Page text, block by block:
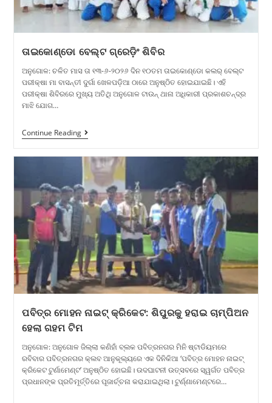
ତାଇକୋଣ୍ଡୋ ବେଲ୍ଟ ଗ୍ରେଡ଼ିଂ ଶିବିର
ଅନୁଗୋଳ: ଚଳିତ ମାସ ତା ୧୩-୬-୨୦୨୬ ଦିନ ୧୦ତମ ତାଇକୋଣ୍ଡୋ କଲର୍ ବେଲ୍ଟ
ପରୀକ୍ଷା ମା ବାସନ୍ତୀ ଦୁର୍ଗା ଖେଳପଡ଼ିଆ ଠାରେ ଅନୁଷ୍ଠିତ ହୋଇଯାଇଛି। ଏହି
ପରୀକ୍ଷା ଶିବିରରେ ମୁଖ୍ୟ ଅତିଥି ଅନୁଗୋଳ ଟାଉନ୍ ଥାନା ଅଧିକାରୀ ପ୍ରକାଶଚନ୍ଦ୍ର
ମାଝି ଯୋଗ…
Continue Reading
ପବିତ୍ର ମୋହନ ନାଇଟ୍ କ୍ରିକେଟ: ଶିପୁରକୁ ହରାଇ ଚାମ୍ପିଅନ
ହେଲା ଗହମ ଟିମ
ଅନୁଗୋଳ: ଅନୁଗୋଳ ଜିଲ୍ଲା କଣିହାଁ ବ୍ଲକ ପବିତ୍ରନଗର ମିନି ଷ୍ଟାଡିୟମରେ
ରବିବାର ପବିତ୍ରନଗର କ୍ଲବ ଆନୁକୂଲ୍ୟରେ ଏକ ଦିନିକିଆ ‘ପବିତ୍ର ମୋହନ ନାଇଟ୍
କ୍ରିକେଟ ଟୁର୍ଣାମେଣ୍ଟ’ ଅନୁଷ୍ଠିତ ହୋଇଛି। ଉଦଘାଟନୀ ଉତ୍ସବରେ ସ୍ୱର୍ଗତ ପବିତ୍ର
ପ୍ରଧାନଙ୍କ ପ୍ରତିମୂର୍ତ୍ତିରେ ପୂଜାର୍ଚ୍ଚନା କରାଯାଇଥିଲା। ଟୁର୍ଣ୍ଣାମେଣ୍ଟରେ…